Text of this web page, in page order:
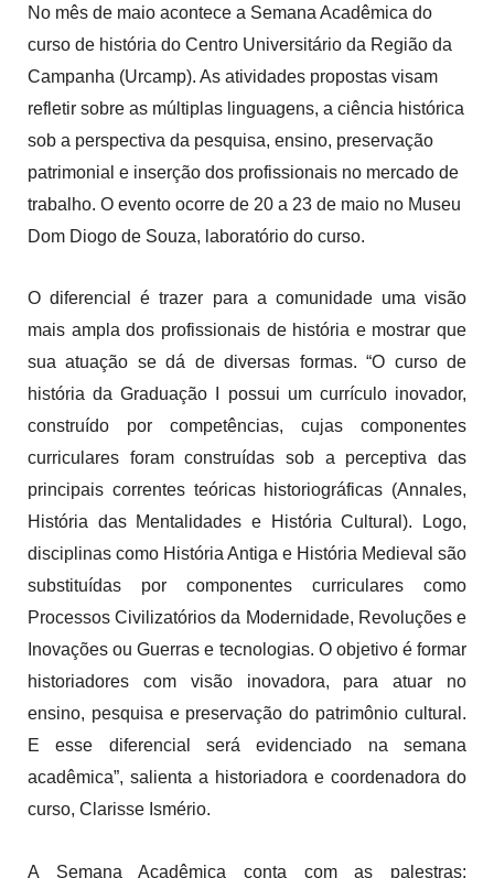
No mês de maio acontece a Semana Acadêmica do
curso de história do Centro Universitário da Região da
Campanha (Urcamp). As atividades propostas visam
refletir sobre as múltiplas linguagens, a ciência histórica
sob a perspectiva da pesquisa, ensino, preservação
patrimonial e inserção dos profissionais no mercado de
trabalho. O evento ocorre de 20 a 23 de maio no Museu
Dom Diogo de Souza, laboratório do curso.
O diferencial é trazer para a comunidade uma visão
mais ampla dos profissionais de história e mostrar que
sua atuação se dá de diversas formas. “O curso de
história da Graduação I possui um currículo inovador,
construído por competências, cujas componentes
curriculares foram construídas sob a perceptiva das
principais correntes teóricas historiográficas (Annales,
História das Mentalidades e História Cultural). Logo,
disciplinas como História Antiga e História Medieval são
substituídas por componentes curriculares como
Processos Civilizatórios da Modernidade, Revoluções e
Inovações ou Guerras e tecnologias. O objetivo é formar
historiadores com visão inovadora, para atuar no
ensino, pesquisa e preservação do patrimônio cultural.
E esse diferencial será evidenciado na semana
acadêmica”, salienta a historiadora e coordenadora do
curso, Clarisse Ismério.
A Semana Acadêmica conta com as palestras: